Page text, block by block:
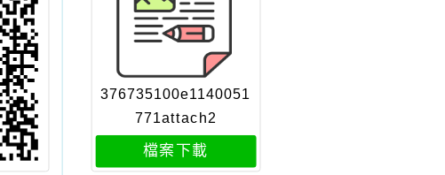
376735100e1140051
771attach2
檔案下載